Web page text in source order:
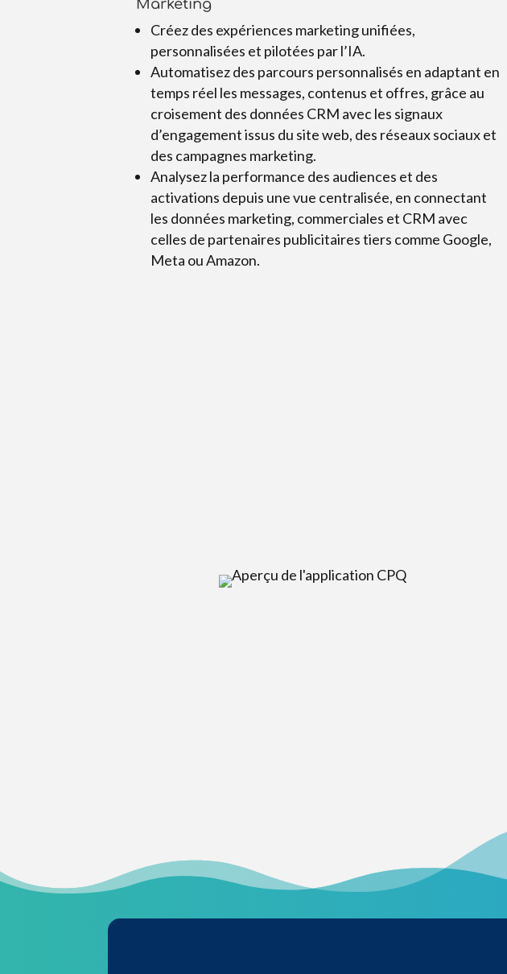
Marketing
Créez des expériences marketing unifiées,
personnalisées et pilotées par l’IA.
Automatisez des parcours personnalisés en adaptant en
temps réel les messages, contenus et offres, grâce au
croisement des données CRM avec les signaux
d’engagement issus du site web, des réseaux sociaux et
des campagnes marketing.
Analysez la performance des audiences et des
activations depuis une vue centralisée, en connectant
les données marketing, commerciales et CRM avec
celles de partenaires publicitaires tiers comme Google,
Meta ou Amazon.